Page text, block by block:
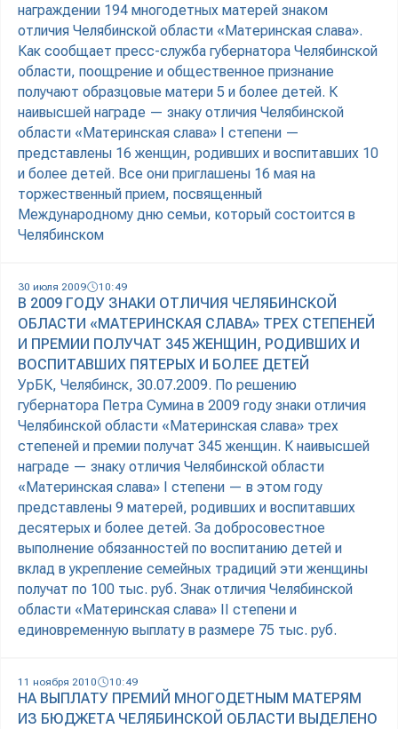
награждении 194 многодетных матерей знаком
отличия Челябинской области «Материнская слава».
Как сообщает пресс-служба губернатора Челябинской
области, поощрение и общественное признание
получают образцовые матери 5 и более детей. К
наивысшей награде — знаку отличия Челябинской
области «Материнская слава» I степени —
представлены 16 женщин, родивших и воспитавших 10
и более детей. Все они приглашены 16 мая на
торжественный прием, посвященный
Международному дню семьи, который состоится в
Челябинском
30 июля 2009 10:49
В 2009 ГОДУ ЗНАКИ ОТЛИЧИЯ ЧЕЛЯБИНСКОЙ
ОБЛАСТИ «МАТЕРИНСКАЯ СЛАВА» ТРЕХ СТЕПЕНЕЙ
И ПРЕМИИ ПОЛУЧАТ 345 ЖЕНЩИН, РОДИВШИХ И
ВОСПИТАВШИХ ПЯТЕРЫХ И БОЛЕЕ ДЕТЕЙ
УрБК, Челябинск, 30.07.2009. По решению
губернатора Петра Сумина в 2009 году знаки отличия
Челябинской области «Материнская слава» трех
степеней и премии получат 345 женщин. К наивысшей
награде — знаку отличия Челябинской области
«Материнская слава» I степени — в этом году
представлены 9 матерей, родивших и воспитавших
десятерых и более детей. За добросовестное
выполнение обязанностей по воспитанию детей и
вклад в укрепление семейных традиций эти женщины
получат по 100 тыс. руб. Знак отличия Челябинской
области «Материнская слава» II степени и
единовременную выплату в размере 75 тыс. руб.
11 ноября 2010 10:49
НА ВЫПЛАТУ ПРЕМИЙ МНОГОДЕТНЫМ МАТЕРЯМ
ИЗ БЮДЖЕТА ЧЕЛЯБИНСКОЙ ОБЛАСТИ ВЫДЕЛЕНО